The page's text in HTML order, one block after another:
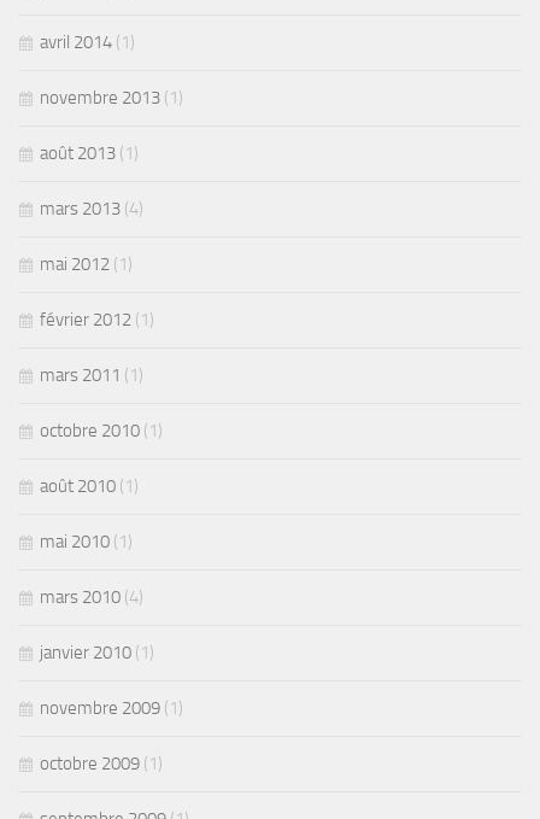
avril 2014 (1)
novembre 2013 (1)
août 2013 (1)
mars 2013 (4)
mai 2012 (1)
février 2012 (1)
mars 2011 (1)
octobre 2010 (1)
août 2010 (1)
mai 2010 (1)
mars 2010 (4)
janvier 2010 (1)
novembre 2009 (1)
octobre 2009 (1)